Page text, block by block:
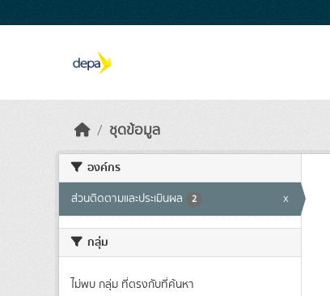
ชุดข้อมูล
องค์กร
ส่วนติดตามและประเมินผล 2 x
กลุ่ม
ไม่พบ กลุ่ม ที่ตรงกับที่ค้นหา